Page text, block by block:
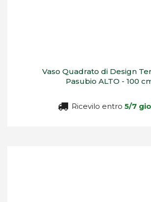
Vaso Quadrato di Design
Pasubio ALTO - 100
Ricevilo entro 5/7